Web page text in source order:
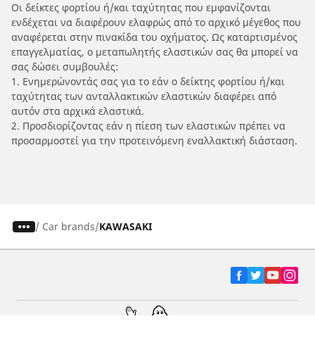
Οι δείκτες φορτίου ή/και ταχύτητας που εμφανίζονται
ενδέχεται να διαφέρουν ελαφρώς από το αρχικό μέγεθος που
αναφέρεται στην πινακίδα του οχήματος. Ως καταρτισμένος
επαγγελματίας, ο μεταπωλητής ελαστικών σας θα μπορεί να
σας δώσει συμβουλές:
1. Ενημερώνοντάς σας για το εάν ο δείκτης φορτίου ή/και
ταχύτητας των ανταλλακτικών ελαστικών διαφέρει από
αυτόν στα αρχικά ελαστικά.
2. Προσδιορίζοντας εάν η πίεση των ελαστικών πρέπει να
προσαρμοστεί για την προτεινόμενη εναλλακτική διάσταση.
/ Car brands KAWASAKI